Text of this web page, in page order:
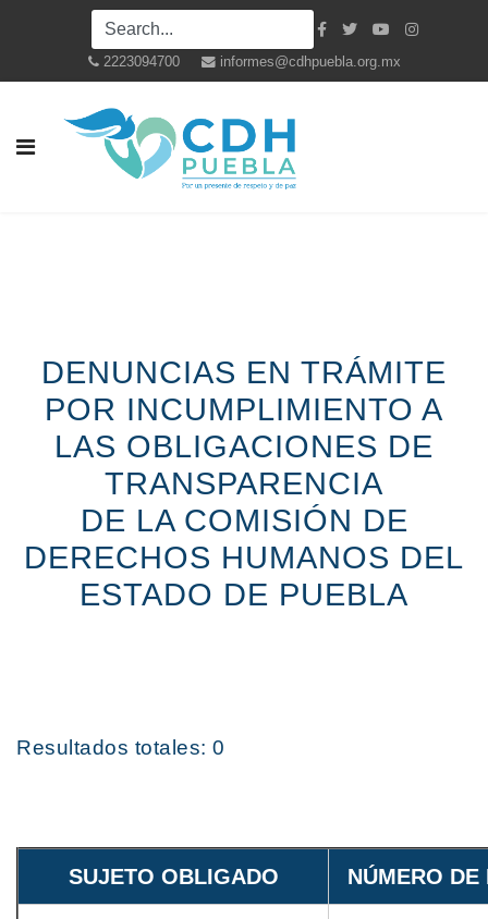
2223094700 informes@cdhpuebla.org.mx
DENUNCIAS EN TRÁMITE
POR INCUMPLIMIENTO A
LAS OBLIGACIONES DE
TRANSPARENCIA
DE LA COMISIÓN DE
DERECHOS HUMANOS DEL
ESTADO DE PUEBLA
Resultados totales: 0
SUJETO OBLIGADO NÚMERO DE